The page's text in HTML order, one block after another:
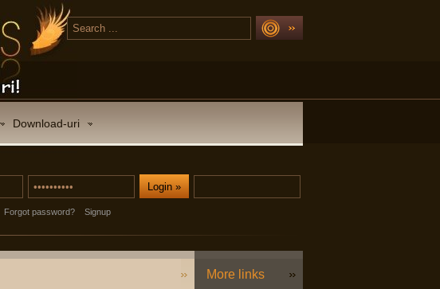
Download-uri
Forgot password? Signup
More links